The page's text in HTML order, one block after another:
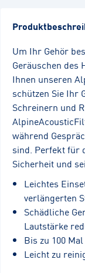
Um Ihr Gehör
Geräuschen des
Ihnen unseren
schützen Sie Ihr
Schreinern und
während
sind. Perfekt für
Sicherheit und
Leichtes
verlängerten
Schädliche
Lautstärke
Bis zu 100
Leicht zu